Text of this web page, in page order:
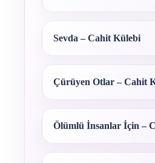
Sevda – Cahit Külebi
Çürüyen Otlar – Cahit
Ölümlü İnsanlar İçin –